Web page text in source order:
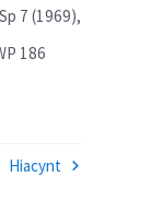
7 (1969),
186
Hiacynt